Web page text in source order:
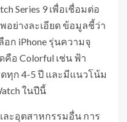
Series 9 เพื่อเชื่อมต่อ
ย่างละเอียด ข้อมูลชี้ว่า
อก iPhone รุ่นความจุ
อ Colorful เช่น ฟ้า
ทุก 4-5 ปี และมีแนวโน้ม
ในปีนี้
ะอุตสาหกรรมอื่น การ